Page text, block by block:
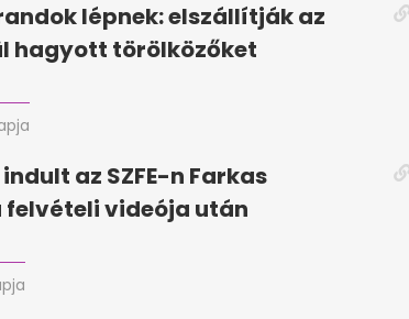
lépnek: elszállítják az
hagyott törölközőket
az SZFE-n Farkas
felvételi videója után